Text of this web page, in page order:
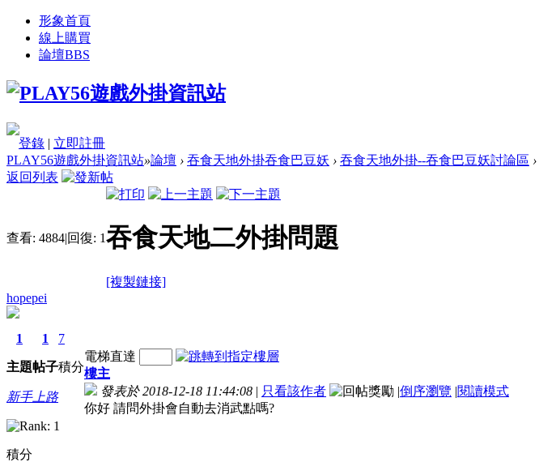
形象首頁
線上購買
論壇BBS
登錄 | 立即註冊
PLAY56遊戲外掛資訊站»論壇 › 吞食天地外掛吞食巴豆妖 › 吞食天地外掛--吞食巴豆妖討論區 ›
返回列表
查看: 4884|回復: 1吞食天地二外掛問題
[複製鏈接]
hopepei
1
主題
1
帖子
7
積分
新手上路
積分
電梯直達
樓主
發表於 2018-12-18 11:44:08 | 只看該作者 |倒序瀏覽 |閱讀模式
你好 請問外掛會自動去消武點嗎?